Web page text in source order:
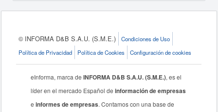
© INFORMA D&B S.A.U. (S.M.E.)
Condiciones de Uso
Política de Privacidad
Política de Cookies Configuración de cookies
eInforma, marca deINFORMA D&B S.A.U. (S.M.E.), es el
líder en el mercado Español deinformación de empresas
einformes de empresas. Contamos con una base de